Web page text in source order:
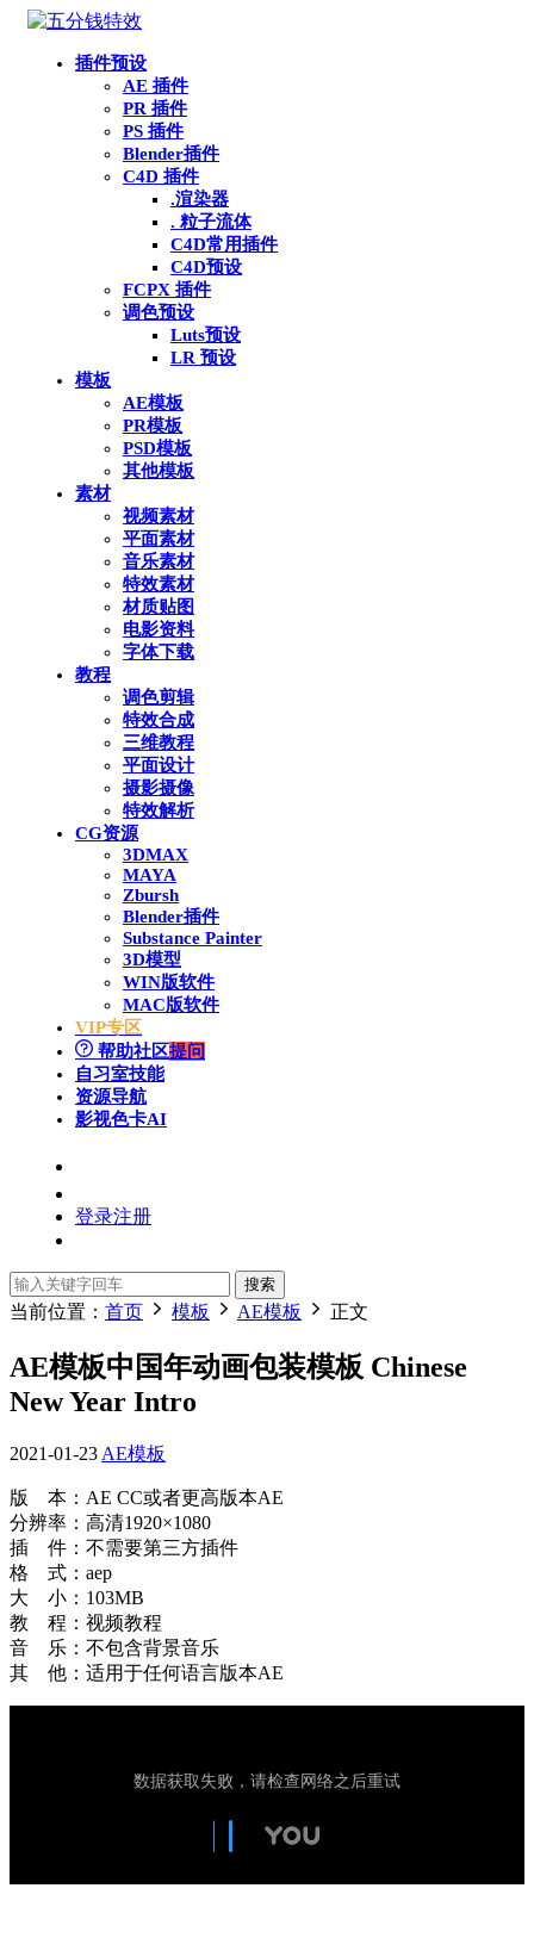
插件预设
AE 插件
PR 插件
PS 插件
Blender插件
C4D 插件
.渲染器
. 粒子流体
C4D常用插件
C4D预设
FCPX 插件
调色预设
Luts预设
LR 预设
模板
AE模板
PR模板
PSD模板
其他模板
素材
视频素材
平面素材
音乐素材
特效素材
材质贴图
电影资料
字体下载
教程
调色剪辑
特效合成
三维教程
平面设计
摄影摄像
特效解析
CG资源
3DMAX
MAYA
Zbursh
Blender插件
Substance Painter
3D模型
WIN版软件
MAC版软件
VIP专区
帮助社区提问
自习室技能
资源导航
影视色卡AI
登录注册
搜索
当前位置： 首页 模板 AE模板 正文
AE模板中国年动画包装模板 Chinese
New Year Intro
2021-01-23 AE模板
版 本：AE CC或者更高版本AE
分辨率：高清1920×1080
插 件：不需要第三方插件
格 式：aep
大 小：103MB
教 程：视频教程
音 乐：不包含背景音乐
其 他：适用于任何语言版本AE